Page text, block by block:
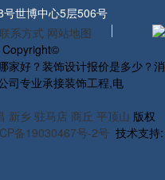
世博中心5层506号
联系方式 网站地图
Copyright©
家好？装饰设计报价是多少？消
司专业承接装饰工程,电
新乡 驻马店 商丘 平顶山 版权
备19030467号-2号 技术支持: